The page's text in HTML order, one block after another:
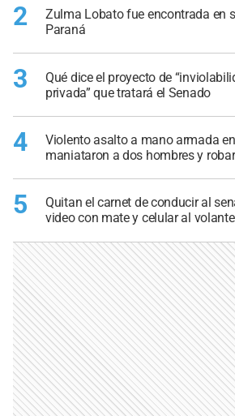
2
Zulma Lobato fue encontrada en
Paraná
3
Qué dice el proyecto de
privada” que tratará el Senado
4
Violento asalto a mano armada
maniataron a dos hombres y
5
Quitan el carnet de conducir al
video con mate y celular al volante